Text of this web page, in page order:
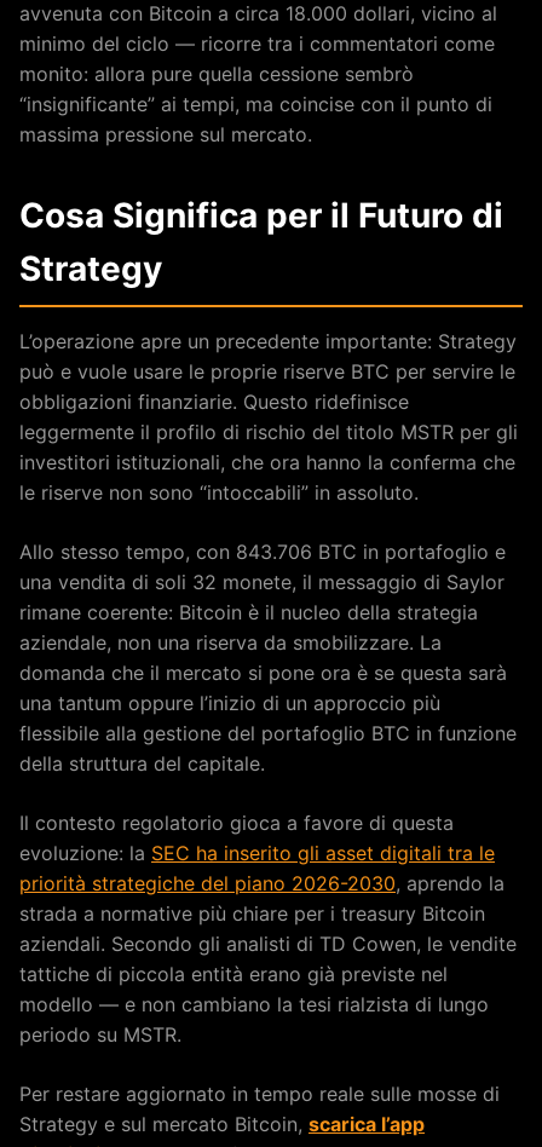
avvenuta con Bitcoin a circa 18.000 dollari, vicino al
minimo del ciclo — ricorre tra i commentatori come
monito: allora pure quella cessione sembrò
“insignificante” ai tempi, ma coincise con il punto di
massima pressione sul mercato.
Cosa Significa per il Futuro di
Strategy
L’operazione apre un precedente importante: Strategy
può e vuole usare le proprie riserve BTC per servire le
obbligazioni finanziarie. Questo ridefinisce
leggermente il profilo di rischio del titolo MSTR per gli
investitori istituzionali, che ora hanno la conferma che
le riserve non sono “intoccabili” in assoluto.
Allo stesso tempo, con 843.706 BTC in portafoglio e
una vendita di soli 32 monete, il messaggio di Saylor
rimane coerente: Bitcoin è il nucleo della strategia
aziendale, non una riserva da smobilizzare. La
domanda che il mercato si pone ora è se questa sarà
una tantum oppure l’inizio di un approccio più
flessibile alla gestione del portafoglio BTC in funzione
della struttura del capitale.
Il contesto regolatorio gioca a favore di questa
evoluzione: la SEC ha inserito gli asset digitali tra le
priorità strategiche del piano 2026-2030, aprendo la
strada a normative più chiare per i treasury Bitcoin
aziendali. Secondo gli analisti di TD Cowen, le vendite
tattiche di piccola entità erano già previste nel
modello — e non cambiano la tesi rialzista di lungo
periodo su MSTR.
Per restare aggiornato in tempo reale sulle mosse di
Strategy e sul mercato Bitcoin, scarica l’app